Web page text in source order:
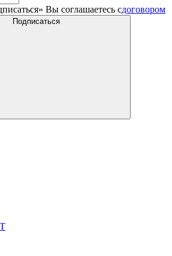
Вы соглашаетесь сдоговором
Подписаться